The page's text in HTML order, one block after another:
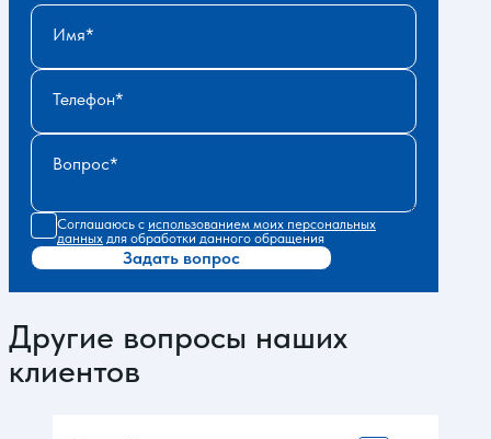
Имя
Телефон
Вопрос
Соглашаюсь с использованием моих персональных
данных для обработки данного обращения
Задать вопрос
Другие вопросы наших
клиентов